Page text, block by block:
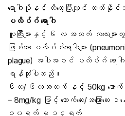
ရောဂါပိုးနှင့် ထိတွေ့ပြီးလျှင် တတ်နိုင်
ပလိပ်ဂ် ရောဂါ
လူကြီးများနှင့် ၆ လ အထက် ကလေးများ
ဖြစ်သော ပလိပ်ဂ်ရောဂါများ
plague) အပါအဝင် ပလိပ်ဂ် ရော
ရန်သုံးပါသည်။
၆လ/ ၆လအထက် နှင့် 50kg အောက် :
– 8mg/kg ဖြင့် သောက်ဆေး/အကြောဆေး
၁၀ရက် မှ ၁၄ရက်